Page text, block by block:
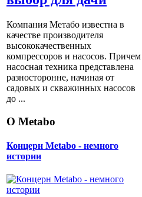
Компания Метабо известна в
качестве производителя
высококачественных
компрессоров и насосов. Причем
насосная техника представлена
разносторонне, начиная от
садовых и скважинных насосов
до ...
О Metabo
Концерн Metabo - немного
истории